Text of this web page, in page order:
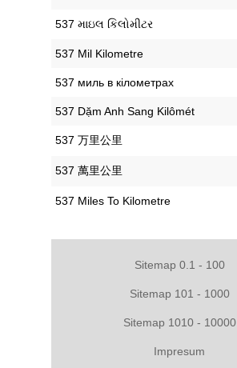
‎537 માઇલ કિલોમીટર
‎537 Mil Kilometre
‎537 миль в кілометрах
‎537 Dặm Anh Sang Kilômét
‎537 万里公里
‎537 萬里公里
‎537 Miles To Kilometre
Sitemap 0.1 - 100
Sitemap 101 - 1000
Sitemap 1010 - 10000
Impresum